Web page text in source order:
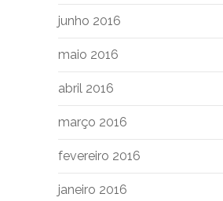
junho 2016
maio 2016
abril 2016
março 2016
fevereiro 2016
janeiro 2016